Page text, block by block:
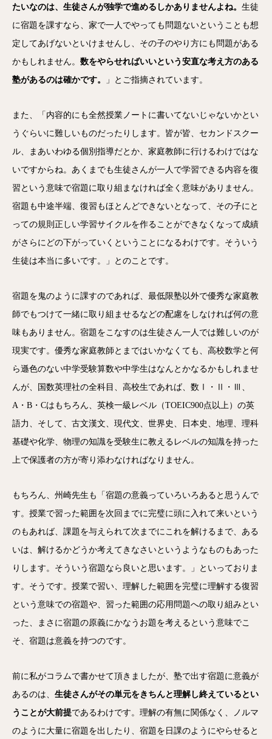
たいなのは、生徒さんが独学で進めるしかありませんよね。 生徒
に宿題を課すなら、家で一人でやっても問題ないということも想
定してあげないといけませんし、その子のやり方にも問題がある
かもしれません。 数をやらせればいいという安直な考え方のある
塾があるのは確かです。
」とご指摘されています。
また、「内容的にも全然授業ノートに書いてないじゃないかとい
うぐらいに難しいものだったりします。皆が皆、セカンドスクー
ル、まあいわゆる個別指導だとか、家庭教師に行けるわけではな
いですからね。あくまでも生徒さんが一人で学習できる内容を復
習という意味で宿題に取り組まなければ全く意味がありません。
宿題も中途半端、復習もほとんどできないとなって、その子にと
っての規則正しい学習サイクルを作ることができなくなって成績
がさらにどの下がっていくということになるわけです。そういう
生徒は本当に多いです。」とのことです。
宿題を鬼のように課すのであれば、最低限塾以外で優秀な家庭教
師でもつけて一緒に取り組ませるなどの配慮をしなければ何の意
味もありません。宿題をこなすのは生徒さん一人では難しいのが
現実です。優秀な家庭教師とまではいかなくても、高校数学と何
ら遜色のない中学受験算数や中学生はなんとかなるかもしれませ
んが、国数英理社の全科目、高校生であれば、数Ⅰ・Ⅱ・Ⅲ、
A・B・Cはもちろん、英検一級レベル（TOEIC900点以上）の英
語力、そして、古文漢文、現代文、世界史、日本史、地理、理科
基礎や化学、物理の知識を受験生に教えるレベルの知識を持った
上で保護者の方が寄り添わなければなりません。
もちろん、州崎先生も「宿題の意義っていろいろあると思うんで
す。授業で習った範囲を次回までに完璧に頭に入れて来いという
のもあれば、課題を与えられて次までにこれを解けるまで、ある
いは、解けるかどうか考えてきなさいというようなものもあった
りします。そういう宿題なら良いと思います。」といっておりま
す。そうです。授業で習い、理解した範囲を完璧に理解する復習
という意味での宿題や、習った範囲の応用問題への取り組みとい
った、まさに宿題の原義にかなうお題を考えるという意味でこ
そ、宿題は意義を持つのです。
前に私がコラムで書かせて頂きましたが、塾で出す宿題に意義が
あるのは、 生徒さんがその単元をきちんと理解し終えているとい
うことが大前提であるわけです。理解の有無に関係なく、ノルマ
のように大量に宿題を出したり、宿題を日課のようにやらせると